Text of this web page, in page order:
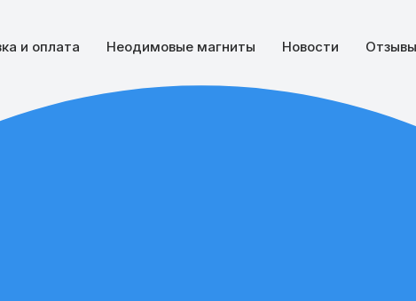
и оплата Неодимовые магниты Новости Отзывы